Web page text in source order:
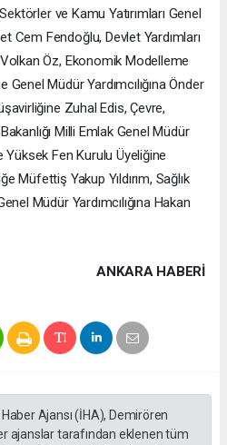
ve Kamu Yatırımları Genel
Cem Fendoğlu, Devlet Yardımları
Volkan Öz, Ekonomik Modelleme
Müdür Yardımcılığına Önder
Zuhal Edis, Çevre,
Milli Emlak Genel Müdür
Yüksek Fen Kurulu Üyeliğine
Müfettiş Yakup Yıldırım, Sağlık
Müdür Yardımcılığına Hakan
ANKARA HABERİ
Ajansı (İHA), Demirören
ajanslar tarafından eklenen tüm